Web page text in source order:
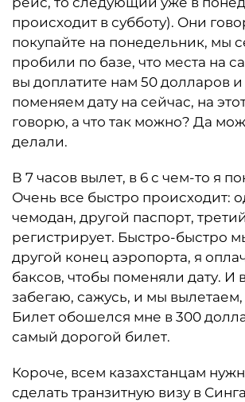
происходит в субботу). Они
покупайте на понедельник, мы
пробили по базе, что места на
вы доплатите нам 50 долларов
поменяем дату на сейчас, на
говорю, а что так можно? Да
делали.
В 7 часов вылет, в 6 с чем-то я
Очень все быстро происходит:
чемодан, другой паспорт, третий
регистрирует. Быстро-быстро
другой конец аэропорта, я
баксов, чтобы поменяли дату. И
забегаю, сажусь, и мы вылетаем,
Билет обошелся мне в 300
самый дорогой билет.
Короче, всем казахстанцам
сделать транзитную визу в